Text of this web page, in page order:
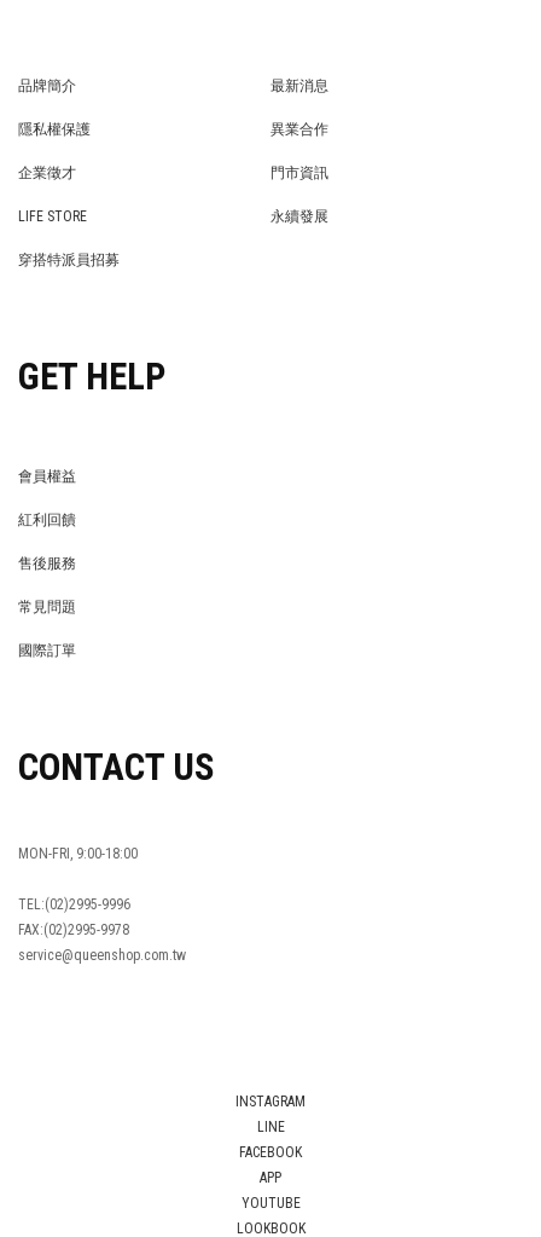
品牌簡介
最新消息
隱私權保護
異業合作
企業徵才
門市資訊
LIFE STORE
永續發展
穿搭特派員招募
GET HELP
會員權益
紅利回饋
售後服務
常見問題
國際訂單
CONTACT US
MON-FRI, 9:00-18:00
TEL:(02)2995-9996
FAX:(02)2995-9978
service@queenshop.com.tw
INSTAGRAM
LINE
FACEBOOK
APP
YOUTUBE
LOOKBOOK